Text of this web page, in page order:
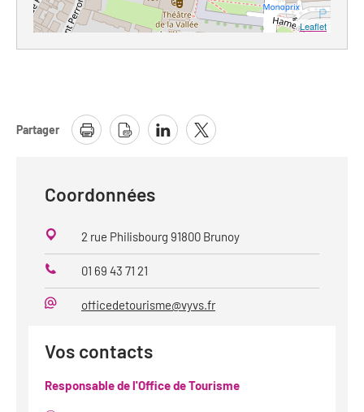
Leaflet
Partager
Coordonnées
2 rue Philisbourg 91800 Brunoy
Téléphone
01 69 43 71 21
officedetourisme@vyvs.fr
Vos contacts
Responsable de l'Office de Tourisme